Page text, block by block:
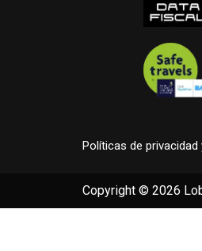
Políticas de privacidad
Copyright © 2026